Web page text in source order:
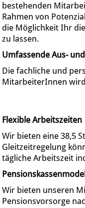
bestehenden
Rahmen von
die Möglichkeit Ihr
zu lassen.
Umfassende Aus-
Die fachliche und
MitarbeiterInnen
Flexible Arbeitszeiten
Wir bieten eine 38,5
Gleitzeitregelung
tägliche Arbeitszeit
Pensionskassenmodell
Wir bieten unseren
Pensionsvorsorge